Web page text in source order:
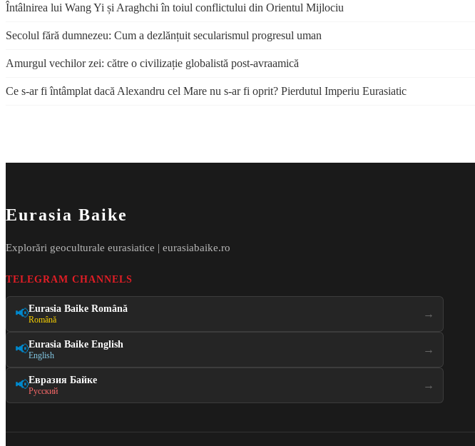
Întâlnirea lui Wang Yi și Araghchi în toiul conflictului din Orientul Mijlociu
Secolul fără dumnezeu: Cum a dezlănțuit secularismul progresul uman
Amurgul vechilor zei: către o civilizație globalistă post-avraamică
Ce s-ar fi întâmplat dacă Alexandru cel Mare nu s-ar fi oprit? Pierdutul Imperiu Eurasiatic
Eurasia Baike
Explorări geoculturale eurasiatice | eurasiabaike.ro
TELEGRAM CHANNELS
📢Eurasia Baike Română
Română →
📢Eurasia Baike English
English →
📢Евразия Байке
Русский →